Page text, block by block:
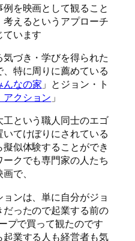
を映画として観ること
えるというアプローチ
います
づき・学びを得られた
特に周りに薦めている
んなの家 」とジョン・ト
アクション 」
という職人同士のエゴ
てけぼりにされている
似体験することができ
クでも専門家の人たち
で、
ンは、単に自分がジョ
ったので起業する前の
プで買って観たのです
業する人も経営者も気